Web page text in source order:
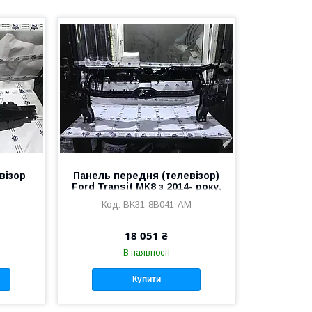
Панель передня (телевізор)
Ford Transit МК8 з 2014- року,
BK31-8B041-AM
18 051 ₴
В наявності
Купити